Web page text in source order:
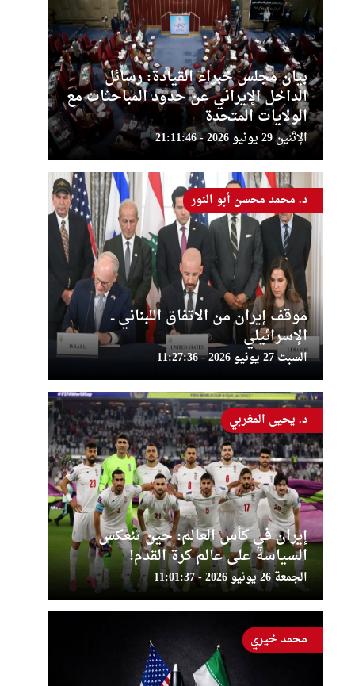
بيان مجلس خبراء القيادة: رسائل
الداخل الإيراني عن حدود المباحثات مع
الولايات المتحدة
الإثنين 29 يونيو 2026 - 21:11:46
موقف إيران من الاتفاق اللبناني ــ
الإسرائيلي
السبت 27 يونيو 2026 - 11:27:36
د. محمد محسن أبو النور
إيران في كأس العالم: حين تنعكس
السياسة على عالم كرة القدم!
الجمعة 26 يونيو 2026 - 11:01:37
د. يحيى المغربي
محمد خيري